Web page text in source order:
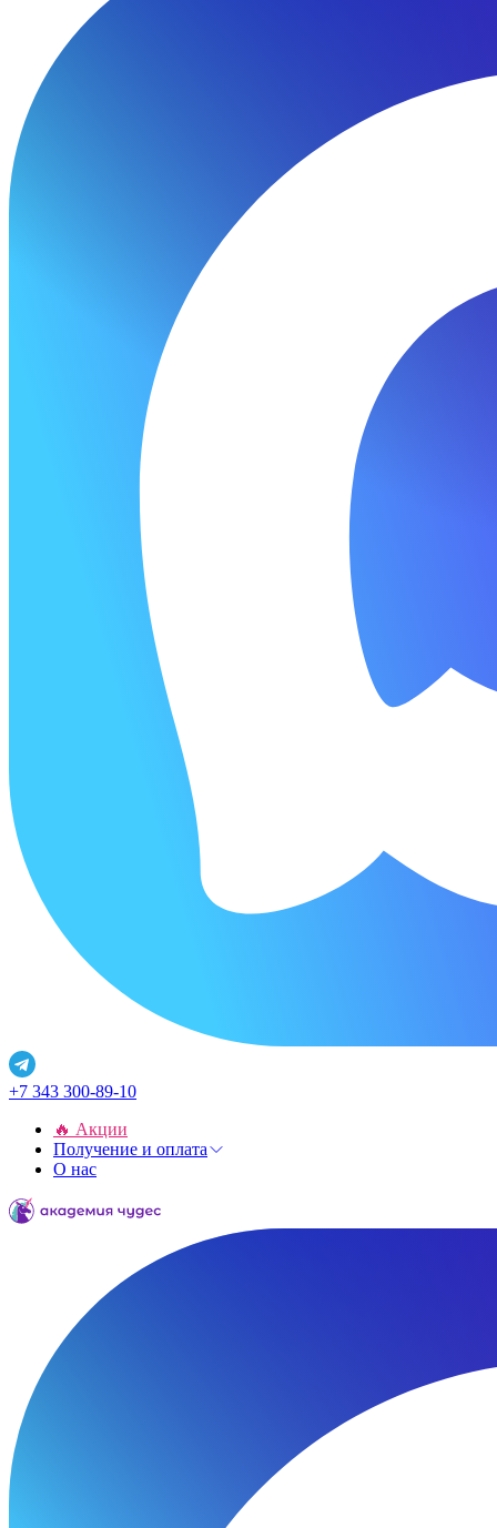
+7 343 300-89-10
🔥 Акции
Получение и оплата
О нас